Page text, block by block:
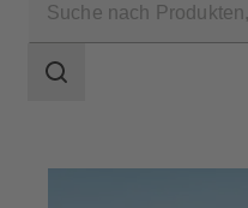
Suchbereich